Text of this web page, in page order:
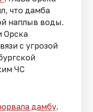
что дамба
наплыв воды.
Орска
с угрозой
ЧС
дамбу.